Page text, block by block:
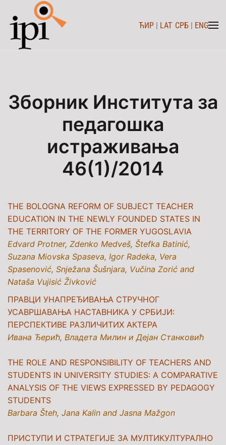
Skip to main content ЋИР | LAT СРБ | ENG
Зборник Института за
педагошка
истраживања
46(1)/2014
THE BOLOGNA REFORM OF SUBJECT TEACHER
EDUCATION IN THE NEWLY FOUNDED STATES IN
THE TERRITORY OF THE FORMER YUGOSLAVIA
Edvard Protner, Zdenko Medveš, Štefka Batinić,
Suzana Miovska Spaseva, Igor Radeka, Vera
Spasenović, Snježana Šušnjara, Vučina Zorić and
Nataša Vujisić Živković
ПРАВЦИ УНАПРЕЂИВАЊА СТРУЧНОГ
УСАВРШАВАЊА НАСТАВНИКА У СРБИЈИ:
ПЕРСПЕКТИВЕ РАЗЛИЧИТИХ АКТЕРА
Ивана Ђерић, Владета Милин и Дејан Станковић
THE ROLE AND RESPONSIBILITY OF TEACHERS AND
STUDENTS IN UNIVERSITY STUDIES: A COMPARATIVE
ANALYSIS OF THE VIEWS EXPRESSED BY PEDAGOGY
STUDENTS
Barbara Šteh, Jana Kalin and Jasna Mažgon
ПРИСТУПИ И СТРАТЕГИЈЕ ЗА МУЛТИКУЛТУРАЛНО